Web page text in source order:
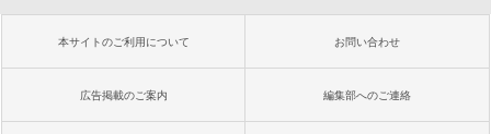
本サイトのご利用について お問い合わせ
広告掲載のご案内 編集部へのご連絡